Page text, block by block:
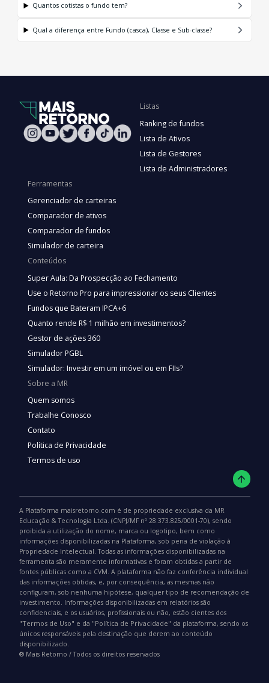
Quantos cotistas o fundo tem?
Qual a diferença entre Fundo (casca), Classe e Sub-classe?
Listas
Ranking de fundos
Lista de Ativos
Lista de Gestores
Lista de Administradores
Ferramentas
Gerenciador de carteiras
Comparador de ativos
Comparador de fundos
Simulador de carteira
Conteúdos
Super Aula: Da Prospecção ao Fechamento
Use o Retorno Pro para impressionar os seus Clientes
Fundos que Bateram IPCA+6
Quanto rende R$ 1 milhão em investimentos?
Gestor de ações 360
Simulador PGBL
Simulador: Investir em um imóvel ou em FIIs?
Sobre a MR
Quem somos
Trabalhe Conosco
Contato
Política de Privacidade
Termos de uso
A Plataforma maisretorno.com é de propriedade exclusiva da MR
Educação & Tecnologia Ltda. (CNPJ/MF nº 28.373.825/0001-70), sendo
proibida a utilização do nome, marca ou logotipo, bem como
informações disponibilizadas na Plataforma, sob pena de violação à
Propriedade Intelectual. Todas as informações disponibilizadas na
ferramenta são meramente informativas e foram obtidas a partir de
fontes públicas como a CVM. A plataforma não faz conferência individual
das informações obtidas, e, por consequência, as mesmas não
configuram, sob nenhuma hipótese, qualquer tipo de recomendação de
investimento. Informações disponibilizadas em relatórios são
confidenciais, e os usuários, profissionais ou não, estão cientes dos
"Termos de Uso" e da "Política de Privacidade" da plataforma, sendo os
únicos responsáveis pela destinação que derem ao conteúdo
disponibilizado.
®️ Mais Retorno / Todos os direitos reservados